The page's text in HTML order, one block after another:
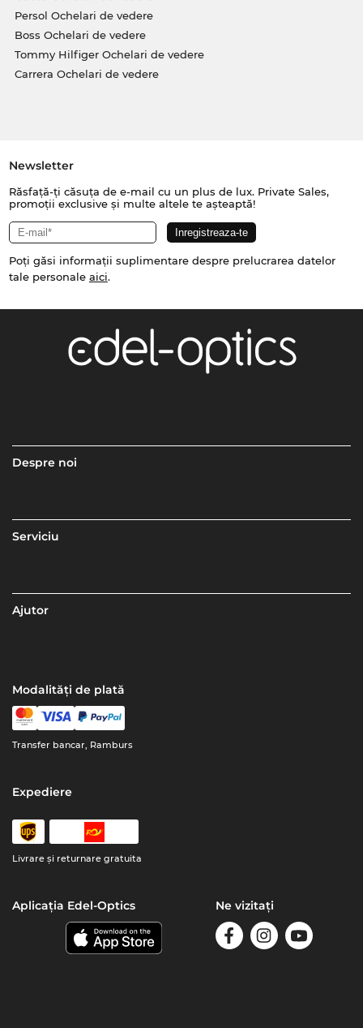
Persol Ochelari de vedere
Boss Ochelari de vedere
Tommy Hilfiger Ochelari de vedere
Carrera Ochelari de vedere
Newsletter
Răsfață-ți căsuța de e-mail cu un plus de lux. Private Sales,
promoții exclusive și multe altele te așteaptă!
Poți găsi informații suplimentare despre prelucrarea datelor
tale personale aici.
Despre noi
Serviciu
Ajutor
Modalități de plată
Transfer bancar, Ramburs
Expediere
Livrare şi returnare gratuita
Aplicația Edel-Optics Ne vizitați